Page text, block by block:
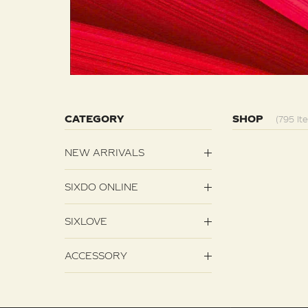
CATEGORY
NEW ARRIVALS
SIXDO ONLINE
SIXLOVE
ACCESSORY
SHOP (795